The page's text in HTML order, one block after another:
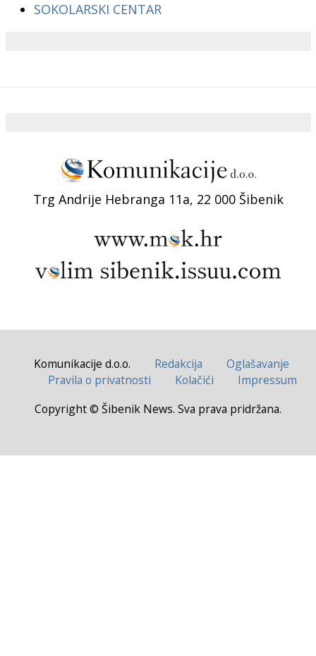
SOKOLARSKI CENTAR
Trg Andrije Hebranga 11a, 22 000 Šibenik
Komunikacije d.o.o. Redakcija
Oglašavanje
Pravila o privatnosti
Kolačići
Impressum
Copyright © Šibenik News. Sva prava pridržana.